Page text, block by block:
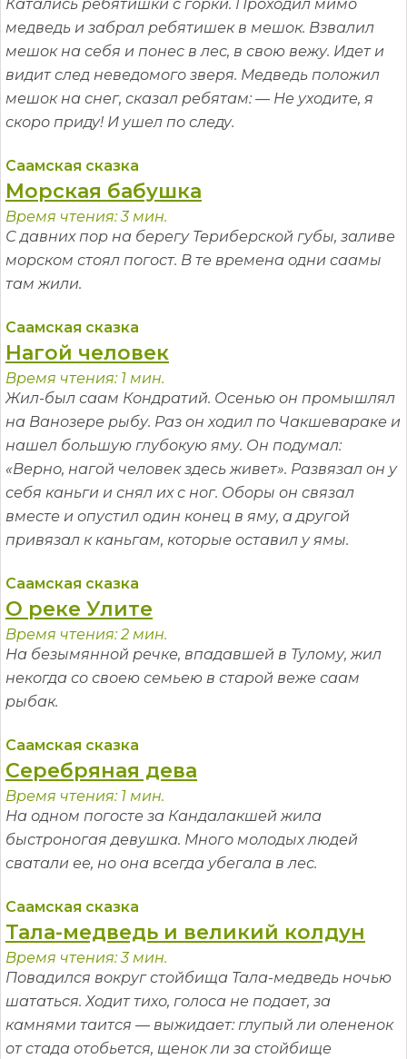
Катались ребятишки с горки. Проходил мимо
медведь и забрал ребятишек в мешок. Взвалил
мешок на себя и понес в лес, в свою вежу. Идет и
видит след неведомого зверя. Медведь положил
мешок на снег, сказал ребятам: — Не уходите, я
скоро приду! И ушел по следу.
Саамская сказка
Морская бабушка
Время чтения: 3 мин.
С давних пор на берегу Териберской губы, заливе
морском стоял погост. В те времена одни саамы
там жили.
Саамская сказка
Нагой человек
Время чтения: 1 мин.
Жил-был саам Кондратий. Осенью он промышлял
на Ванозере рыбу. Раз он ходил по Чакшевараке и
нашел большую глубокую яму. Он подумал:
«Верно, нагой человек здесь живет». Развязал он у
себя каньги и снял их с ног. Оборы он связал
вместе и опустил один конец в яму, а другой
привязал к каньгам, которые оставил у ямы.
Саамская сказка
О реке Улите
Время чтения: 2 мин.
На безымянной речке, впадавшей в Тулому, жил
некогда со своею семьею в старой веже саам
рыбак.
Саамская сказка
Серебряная дева
Время чтения: 1 мин.
На одном погосте за Кандалакшей жила
быстроногая девушка. Много молодых людей
сватали ее, но она всегда убегала в лес.
Саамская сказка
Тала-медведь и великий колдун
Время чтения: 3 мин.
Повадился вокруг стойбища Тала-медведь ночью
шататься. Ходит тихо, голоса не подает, за
камнями таится — выжидает: глупый ли олененок
от стада отобьется, щенок ли за стойбище